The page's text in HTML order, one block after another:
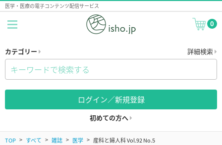
医学・医療の電子コンテンツ配信サービス
0
カテゴリー 詳細検索
ログイン／新規登録
初めての方へ
TOP すべて 雑誌 医学 産科と婦人科 Vol.92 No.5